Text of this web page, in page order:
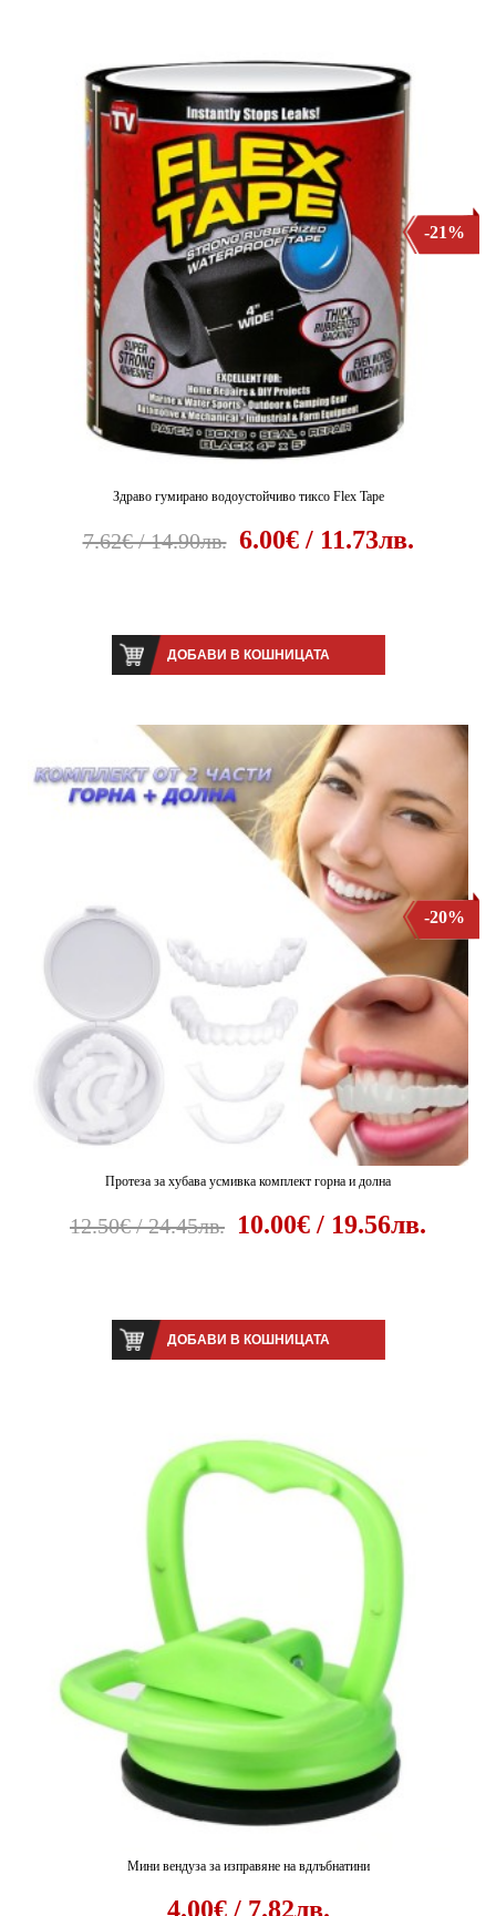
Здраво гумирано водоустойчиво тиксо Flex Tape
7.62€ / 14.90лв. 6.00€ / 11.73лв.
-21%
ДОБАВИ В КОШНИЦАТА
Протеза за хубава усмивка комплект горна и долна
12.50€ / 24.45лв. 10.00€ / 19.56лв.
-20%
ДОБАВИ В КОШНИЦАТА
Мини вендуза за изправяне на вдлъбнатини
4.00€ / 7.82лв.